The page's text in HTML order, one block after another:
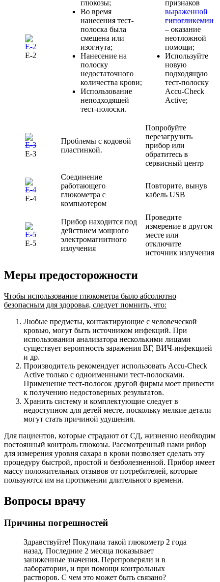
Е-2
глюкозы;
Во время
нанесения тест-
полоска была
смещена или
изогнута;
Нанесение на
полоску
недостаточного
количества крови;
Использование
неподходящей
тест-полоски.
признаков
выраженной
гипогликемии
– оказание
неотложной
помощи;
Используйте
новую
подходящую
тест-полоску
Accu-Check
Active;
Е-3
Проблемы с кодовой
пластинкой.
Попробуйте
перезагрузить
прибор или
обратитесь в
сервисный центр
Е-4
Соединение
работающего
глюкометра с
компьютером
Повторите, вынув
кабель USB
E-5
Прибор находится под
действием мощного
электромагнитного
излучения
Проведите
измерение в другом
месте или
отключите
источник излучения
Меры предосторожности
Чтобы использование глюкометра было абсолютно
безопасным для здоровья, следует помнить, что:
Любые предметы, контактирующие с человеческой
кровью, могут быть источником инфекций. При
использовании анализатора несколькими лицами
существует вероятность заражения ВГ, ВИЧ-инфекцией
и др.
Производитель рекомендует использовать Accu-Check
Active только с одноименными тест-полосками.
Применение тест-полосок другой фирмы моет привести
к получению недостоверных результатов.
Хранить систему и комплектующие следует в
недоступном для детей месте, поскольку мелкие детали
могут стать причиной удушения.
Для пациентов, которые страдают от СД, жизненно необходим
постоянный контроль глюкозы. Рассмотренный нами рибор
для измерения уровня сахара в крови позволяет сделать эту
процедуру быстрой, простой и безболезненной. Прибор имеет
массу положительных отзывов от потребителей, которые
пользуются им на протяжении длительного времени.
Вопросы врачу
Причины погрешностей
Здравствуйте! Покупала такой глюкометр 2 года
назад. Последние 2 месяца показывает
заниженные значения. Перепроверяли и в
лаборатории, и при помощи контрольных
растворов. С чем это может быть связано?